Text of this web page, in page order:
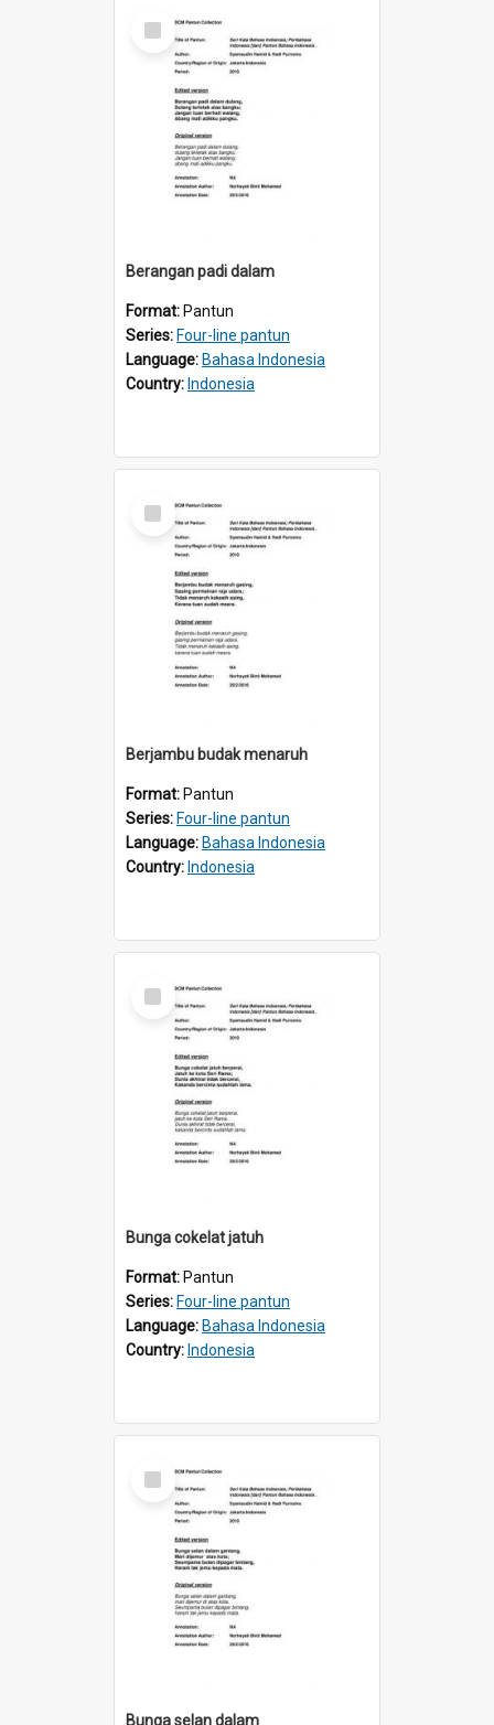
Select
Item
Berangan padi daIam
Format: Pantun
Series: Four-line pantun
Language: Bahasa Indonesia
Country: Indonesia
Select
Item
Berjambu budak menaruh
Format: Pantun
Series: Four-line pantun
Language: Bahasa Indonesia
Country: Indonesia
Select
Item
Bunga cokelat jatuh
Format: Pantun
Series: Four-line pantun
Language: Bahasa Indonesia
Country: Indonesia
Select
Item
Bunga selan dalam